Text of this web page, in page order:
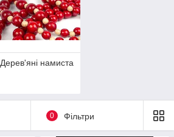
Дерев'яні намиста
0 Фільтри